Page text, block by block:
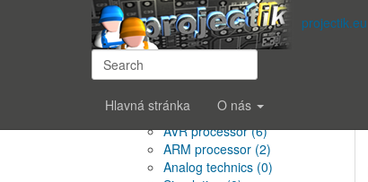
projectik.eu
Hlavná stránka O nás
Hlavné menu
Operating systems
Windows(0)
Electronics(5)
AVR processor(6)
ARM processor (2)
Analog technics (0)